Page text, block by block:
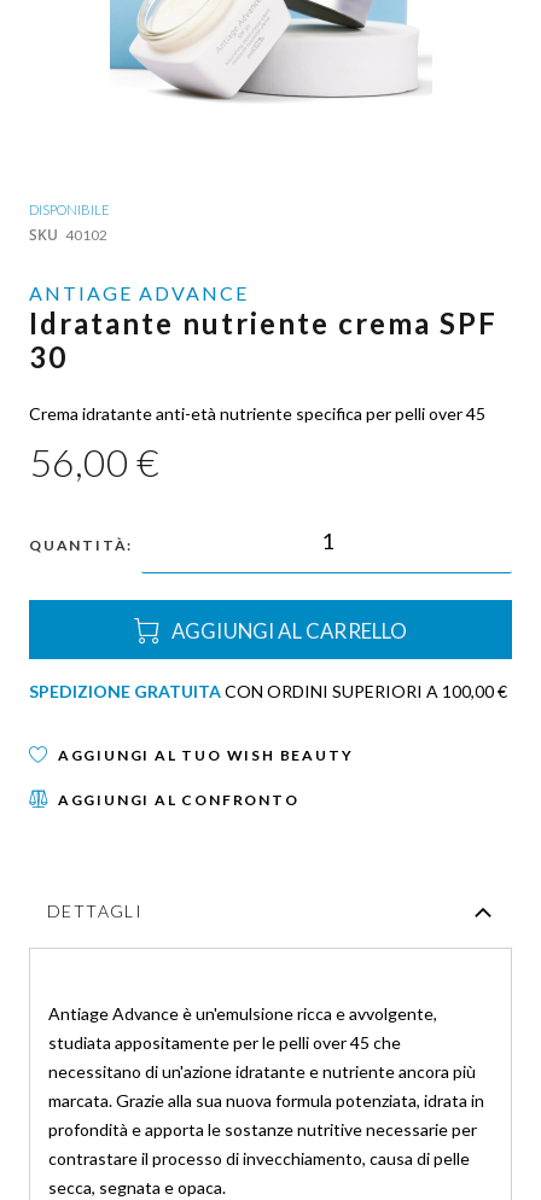
DISPONIBILE
SKU 40102
ANTIAGE ADVANCE
Idratante nutriente crema SPF
30
Crema idratante anti-età nutriente specifica per pelli over 45
56,00 €
QUANTITÀ:
AGGIUNGI AL CARRELLO
SPEDIZIONE GRATUITACON ORDINI SUPERIORI A 100,00 €
AGGIUNGI AL TUO WISH BEAUTY
AGGIUNGI AL CONFRONTO
Vai
all'inizio
galleria
di
immagini
DETTAGLI
Antiage Advance è un'emulsione ricca e avvolgente,
studiata appositamente per le pelli over 45 che
necessitano di un'azione idratante e nutriente ancora più
marcata. Grazie alla sua nuova formula potenziata, idrata in
profondità e apporta le sostanze nutritive necessarie per
contrastare il processo di invecchiamento, causa di pelle
secca, segnata e opaca.